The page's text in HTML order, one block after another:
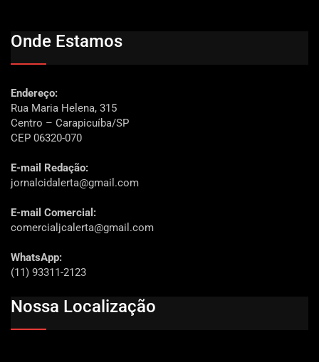
Onde Estamos
Endereço:
Rua Maria Helena, 315
Centro – Carapicuíba/SP
CEP 06320-070
E-mail Redação:
jornalcidalerta@gmail.com
E-mail Comercial:
comercialjcalerta@gmail.com
WhatsApp:
(11) 93311-2123
Nossa Localização